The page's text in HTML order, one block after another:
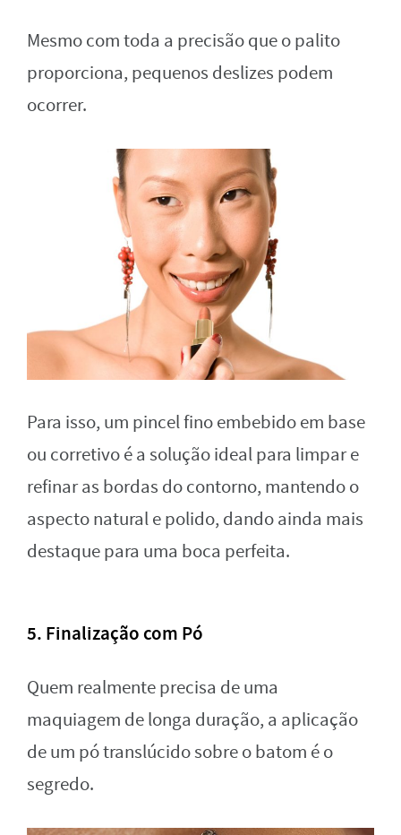
Mesmo com toda a precisão que o palito
proporciona, pequenos deslizes podem
ocorrer.
Para isso, um pincel fino embebido em base
ou corretivo é a solução ideal para limpar e
refinar as bordas do contorno, mantendo o
aspecto natural e polido, dando ainda mais
destaque para uma boca perfeita.
5. Finalização com Pó
Quem realmente precisa de uma
maquiagem de longa duração, a aplicação
de um pó translúcido sobre o batom é o
segredo.